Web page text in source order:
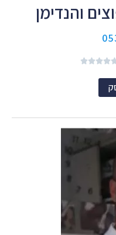
והנדימן



